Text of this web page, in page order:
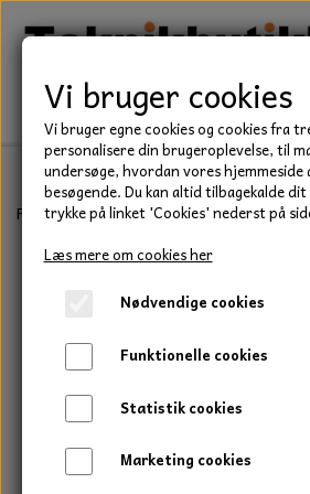
TEKNIK
KILEREMME
LEJER
PAKDÅSER
LÅSERINGE
BEFÆSTELSE
HAVE/PARK
UNIVERSALE REMME TIL
HAVETRAKTOR
TRAKTOR/
Forside Befæstelse Bolte
Vi bruger cookies
Vi bruger egne cookies og cookies fra
personalisere din brugeroplevelse, til
undersøge, hvordan vores hjemmeside
besøgende. Du kan altid tilbagekalde
trykke på linket 'Cookies' nederst på
Læs mere om cookies her
Nødvendige cookies
Funktionelle cookies
Statistik cookies
Marketing cookies